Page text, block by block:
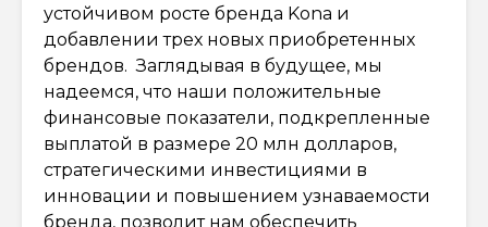
устойчивом росте бренда Kona и
добавлении трех новых приобретенных
брендов. Заглядывая в будущее, мы
надеемся, что наши положительные
финансовые показатели, подкрепленные
выплатой в размере 20 млн долларов,
стратегическими инвестициями в
инновации и повышением узнаваемости
бренда, позволит нам обеспечить